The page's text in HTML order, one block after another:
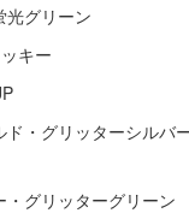
光グリーン
キー
ド・グリッターシルバ
・グリッターグリーン